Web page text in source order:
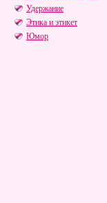
Удержание
Этика и этикет
Юмор